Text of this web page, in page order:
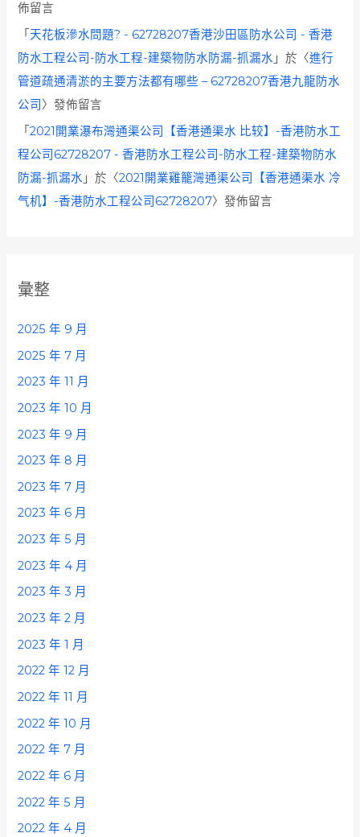
佈留言
「 天花板滲水問題? - 62728207香港沙田區防水公司 - 香港
防水工程公司-防水工程-建築物防水防漏-抓漏水 」於〈進行
管道疏通清淤的主要方法都有哪些 – 62728207香港九龍防水
公司 〉發佈留言
「2021開業瀑布灣通渠公司【香港通渠水 比较】-香港防水工
程公司62728207 - 香港防水工程公司-防水工程-建築物防水
防漏-抓漏水 」於〈2021開業雞籠灣通渠公司【香港通渠水 冷
气机】-香港防水工程公司62728207〉發佈留言
彙整
2025 年 9 月
2025 年 7 月
2023 年 11 月
2023 年 10 月
2023 年 9 月
2023 年 8 月
2023 年 7 月
2023 年 6 月
2023 年 5 月
2023 年 4 月
2023 年 3 月
2023 年 2 月
2023 年 1 月
2022 年 12 月
2022 年 11 月
2022 年 10 月
2022 年 7 月
2022 年 6 月
2022 年 5 月
2022 年 4 月